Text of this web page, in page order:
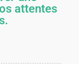
attentes